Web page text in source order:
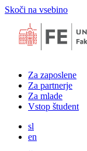
Skoči na vsebino
Za zaposlene
Za partnerje
Za mlade
Vstop študent
sl
en